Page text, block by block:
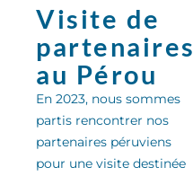
Visite de
partenaires
au Pérou
En 2023, nous sommes
partis rencontrer nos
partenaires péruviens
pour une visite destinée